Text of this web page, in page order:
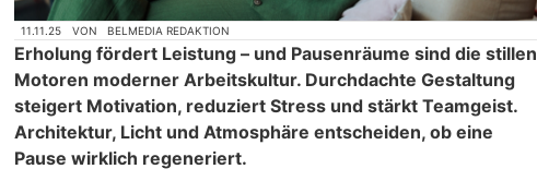
11.11.25 VON BELMEDIA REDAKTION
Erholung fördert Leistung – und Pausenräume sind die stillen
Motoren moderner Arbeitskultur. Durchdachte Gestaltung
steigert Motivation, reduziert Stress und stärkt Teamgeist.
Architektur, Licht und Atmosphäre entscheiden, ob eine
Pause wirklich regeneriert.